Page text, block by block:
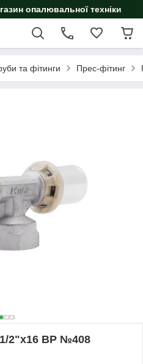
опалювальної техніки
та фітинги Прес-фітинг
2"х16 ВР №408